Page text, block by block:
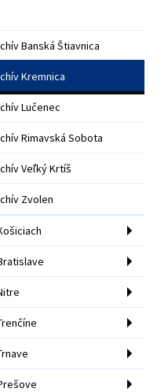
Banská Štiavnica
Kremnica
Lučenec
Rimavská Sobota
Veľký Krtíš
Zvolen